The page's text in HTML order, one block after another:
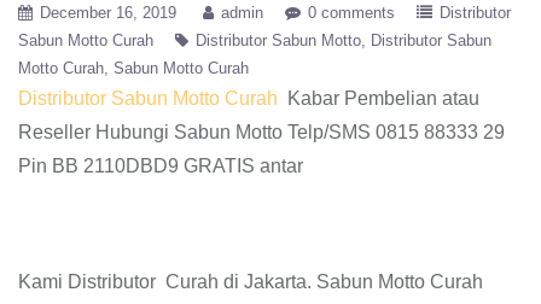
December 16, 2019 admin 0 comments
Distributor
Sabun Motto Curah
Distributor Sabun Motto
Distributor Sabun
Motto Curah Sabun Motto Curah
Distributor Sabun Motto Curah
Kabar Pembelian atau
Reseller Hubungi Sabun Motto Telp/SMS 0815 88333 29
Pin BB 2110DBD9 GRATIS antar
Kami Distributor Curah di Jakarta. Sabun Motto Curah